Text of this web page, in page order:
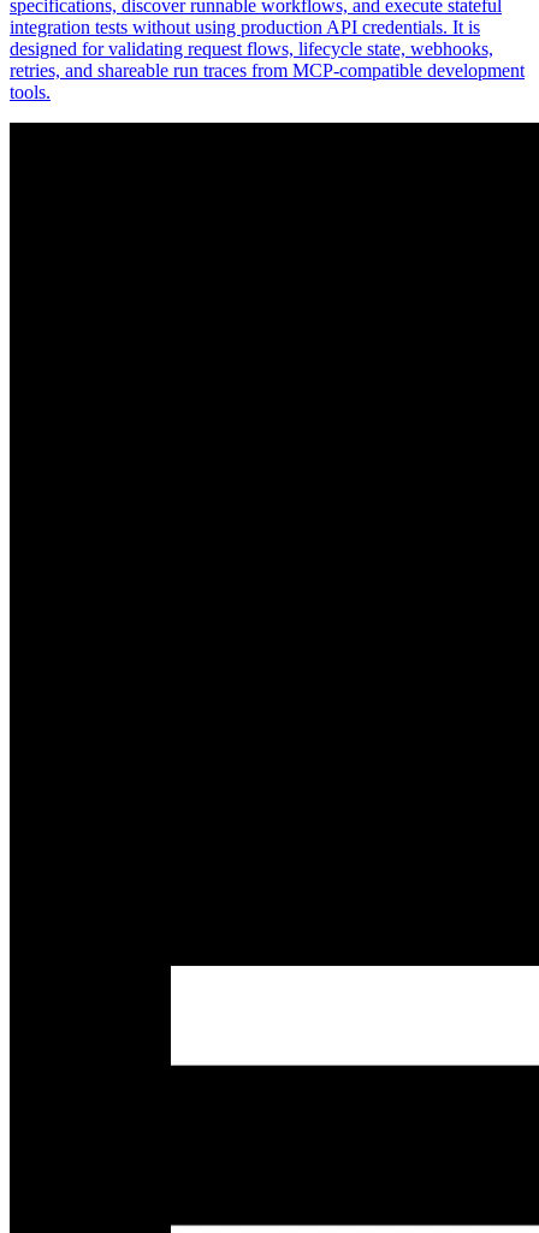
specifications, discover runnable workflows, and execute stateful
integration tests without using production API credentials. It is
designed for validating request flows, lifecycle state, webhooks,
retries, and shareable run traces from MCP-compatible development
tools.